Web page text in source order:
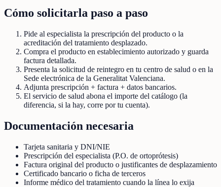
Cómo solicitarla paso a paso
Pide al especialista la prescripción del producto o la
acreditación del tratamiento desplazado.
Compra el producto en establecimiento autorizado y guarda
factura detallada.
Presenta la solicitud de reintegro en tu centro de salud o en la
Sede electrónica de la Generalitat Valenciana.
Adjunta prescripción + factura + datos bancarios.
El servicio de salud abona el importe del catálogo (la
diferencia, si la hay, corre por tu cuenta).
Documentación necesaria
Tarjeta sanitaria y DNI/NIE
Prescripción del especialista (P.O. de ortoprótesis)
Factura original del producto o justificantes de desplazamiento
Certificado bancario o ficha de terceros
Informe médico del tratamiento cuando la línea lo exija